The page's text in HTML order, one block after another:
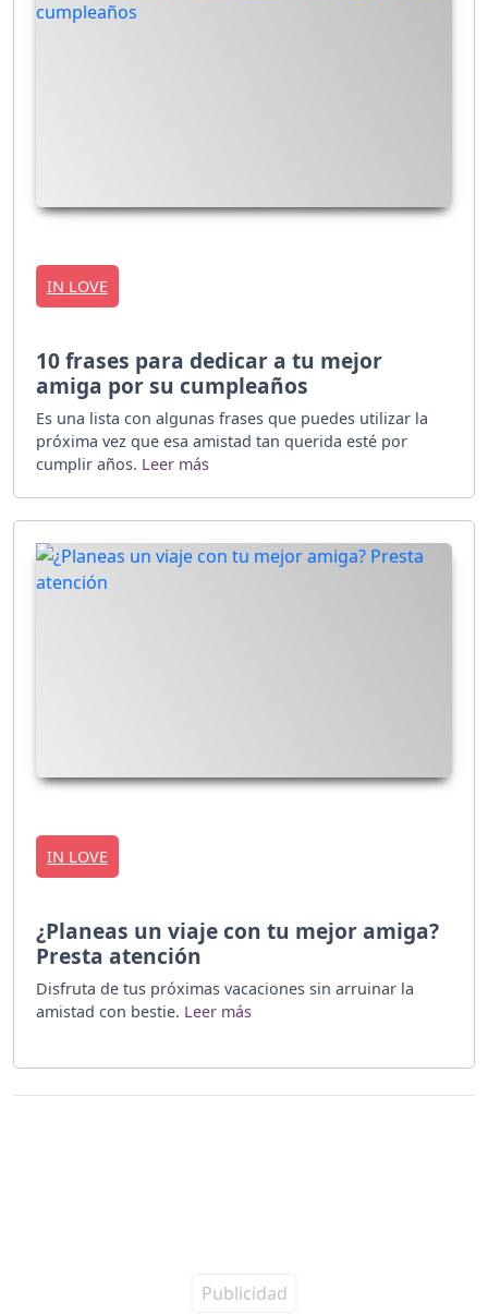
IN LOVE
10 frases para dedicar a tu mejor
amiga por su cumpleaños
Es una lista con algunas frases que puedes utilizar la
próxima vez que esa amistad tan querida esté por
cumplir años.
IN LOVE
¿Planeas un viaje con tu mejor amiga?
Presta atención
Disfruta de tus próximas vacaciones sin arruinar la
amistad con bestie.